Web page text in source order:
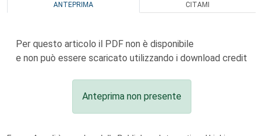
ANTEPRIMA CITAMI
Per questo articolo il PDF non è disponibile
e non può essere scaricato utilizzando i download credit
Anteprima non presente